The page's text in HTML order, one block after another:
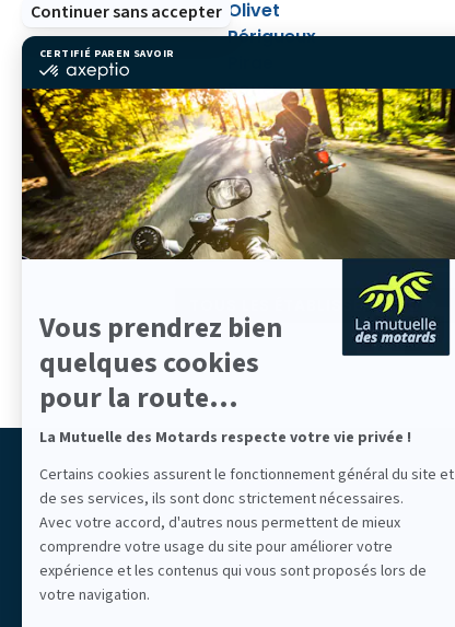
CERTIFIÉ PAR EN SAVOIR PLUS SUR
certifié
Axeptio
-
En
savoir
plus
sur
Axeptio
Vous prendrez bien
quelques cookies
pour la route...
La Mutuelle des Motards respecte votre vie privée !
Certains cookies assurent le fonctionnement général du site et
de ses services, ils sont donc strictement nécessaires.
Avec votre accord, d'autres nous permettent de mieux
comprendre votre usage du site pour améliorer votre
expérience et les contenus qui vous sont proposés lors de
votre navigation.
Continuer sans accepter Olivet
Périgueux
Rouen
Saint-Joseph
Talence
Troyes
Vénissieux
TOUS LES ÉTABLISSEMENTS
Liberté partagée
LIBERTÉ ASSURÉE
Mutuelle des Motards